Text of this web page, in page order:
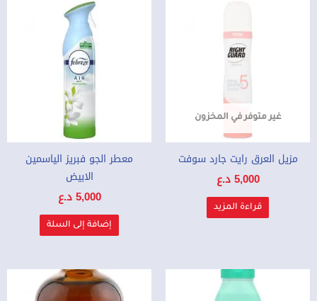
غير متوفر في المخزون
مزيل العرق رايت جارد سوفت
5,000د.ع
قراءة المزيد
معطر الجو فبريز الياسمين
الابيض
5,000د.ع
إضافة إلى السلة